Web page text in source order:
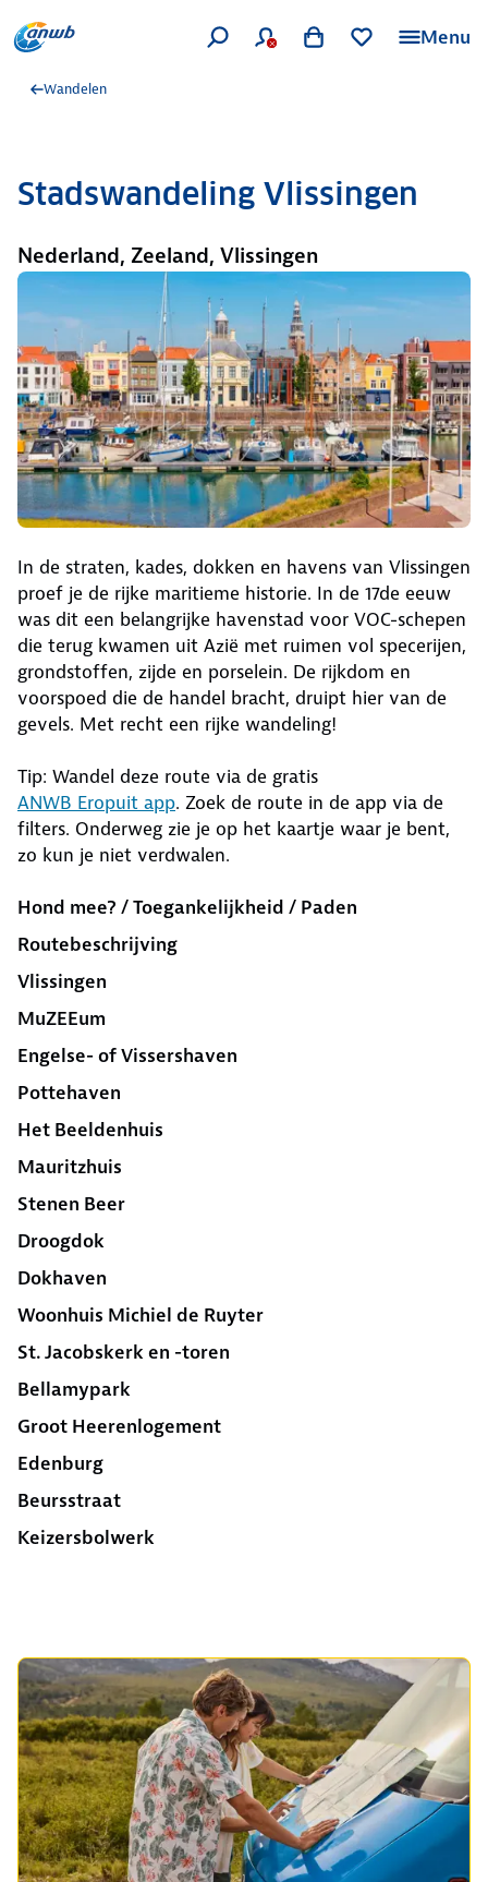
Menu
Wandelen
Stadswandeling Vlissingen
Nederland, Zeeland, Vlissingen
In de straten, kades, dokken en havens van Vlissingen
proef je de rijke maritieme historie. In de 17de eeuw
was dit een belangrijke havenstad voor VOC-schepen
die terug kwamen uit Azië met ruimen vol specerijen,
grondstoffen, zijde en porselein. De rijkdom en
voorspoed die de handel bracht, druipt hier van de
gevels. Met recht een rijke wandeling!
Tip: Wandel deze route via de gratis
ANWB Eropuit app. Zoek de route in de app via de
filters. Onderweg zie je op het kaartje waar je bent,
zo kun je niet verdwalen.
Hond mee? / Toegankelijkheid / Paden
Routebeschrijving
Vlissingen
MuZEEum
Engelse- of Vissershaven
Pottehaven
Het Beeldenhuis
Mauritzhuis
Stenen Beer
Droogdok
Dokhaven
Woonhuis Michiel de Ruyter
St. Jacobskerk en -toren
Bellamypark
Groot Heerenlogement
Edenburg
Beursstraat
Keizersbolwerk